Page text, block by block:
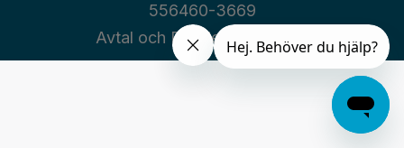
556460-3669
Avtal och Policies| Integritet